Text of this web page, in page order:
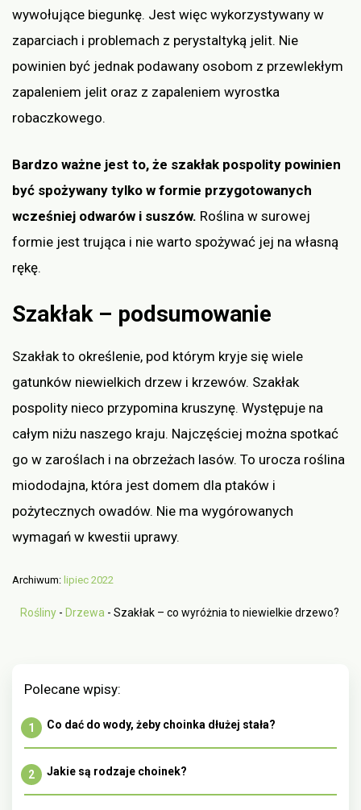
wywołujące biegunkę. Jest więc wykorzystywany w
zaparciach i problemach z perystaltyką jelit. Nie
powinien być jednak podawany osobom z przewlekłym
zapaleniem jelit oraz z zapaleniem wyrostka
robaczkowego.
Bardzo ważne jest to, że szakłak pospolity powinien
być spożywany tylko w formie przygotowanych
wcześniej odwarów i suszów. Roślina w surowej
formie jest trująca i nie warto spożywać jej na własną
rękę.
Szakłak – podsumowanie
Szakłak to określenie, pod którym kryje się wiele
gatunków niewielkich drzew i krzewów. Szakłak
pospolity nieco przypomina kruszynę. Występuje na
całym niżu naszego kraju. Najczęściej można spotkać
go w zaroślach i na obrzeżach lasów. To urocza roślina
miododajna, która jest domem dla ptaków i
pożytecznych owadów. Nie ma wygórowanych
wymagań w kwestii uprawy.
Archiwum: lipiec 2022
Rośliny - Drzewa - Szakłak – co wyróżnia to niewielkie drzewo?
Polecane wpisy:
Co dać do wody, żeby choinka dłużej stała?
Jakie są rodzaje choinek?